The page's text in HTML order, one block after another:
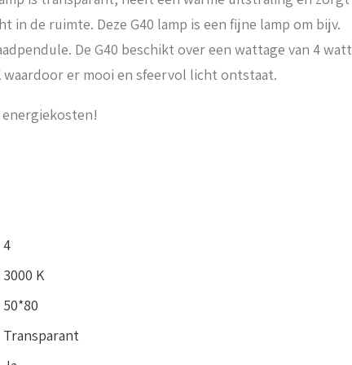
in de ruimte. Deze G40 lamp is een fijne lamp om bijv.
De G40 beschikt over een wattage van 4 watt
waardoor er mooi en sfeervol licht ontstaat.
4
3000 K
50*80
Transparant